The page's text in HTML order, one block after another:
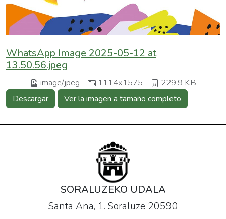
WhatsApp Image 2025-05-12 at
13.50.56.jpeg
image/jpeg 1114x1575 229.9 KB
Descargar Ver la imagen a tamaño completo
SORALUZEKO UDALA
Santa Ana, 1. Soraluze 20590